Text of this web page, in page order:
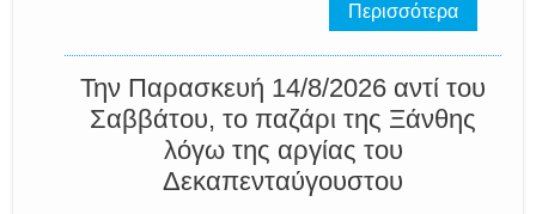
Περισσότερα
Την Παρασκευή 14/8/2026 αντί του
Σαββάτου, το παζάρι της Ξάνθης
λόγω της αργίας του
Δεκαπενταύγουστου